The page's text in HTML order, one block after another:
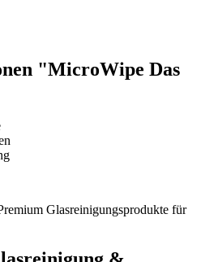
"MicroWipe Das
Glasreinigungsprodukte für